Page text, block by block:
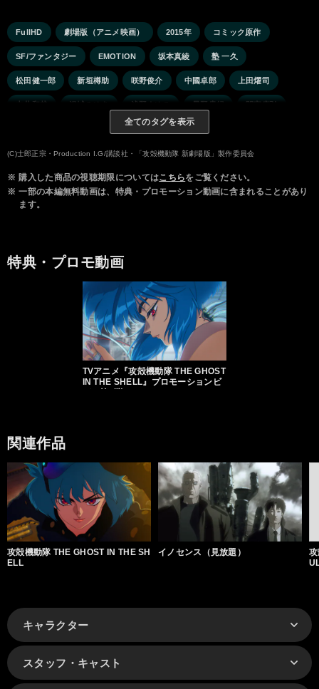
FullHD 劇場版（アニメ映画） 2015年 コミック原作
SF/ファンタジー EMOTION 坂本真綾 塾 一久
松田健一郎 新垣樽助 咲野俊介 中國卓郎 上田燿司
中井和哉 沢城みゆき 浅野まゆみ 星野貴紀 間宮康弘
NAOTO（EXILE／三代目J Soul Brothers）
全てのタグを表示
(C)士郎正宗・Production I.G/講談社・「攻殻機動隊 新劇場版」製作委員会
※ 購入した商品の視聴期限についてはこちらをご覧ください。
※ 一部の本編無料動画は、特典・プロモーション動画に含まれることがあり
ます。
特典・プロモ動画
TVアニメ『攻殻機動隊 THE GHOST
IN THE SHELL』プロモーションビ
関連作品
攻殻機動隊 THE GHOST IN THE SH
ELL
イノセンス（見放題）
キャラクター
スタッフ・キャスト